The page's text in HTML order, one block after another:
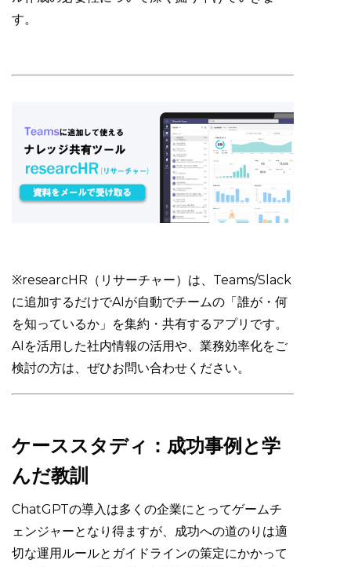
す。
※researcHR（リサーチャー）は、Teams/Slack
に追加するだけでAIが自動でチームの「誰が・何
を知っているか」を集約・共有するアプリです。
AIを活用した社内情報の活用や、業務効率化をご
検討の方は、ぜひお問い合わせください。
ケーススタディ：成功事例と学
んだ教訓
ChatGPTの導入は多くの企業にとってゲームチ
ェンジャーとなり得ますが、成功への道のりは適
切な運用ルールとガイドラインの策定にかかって